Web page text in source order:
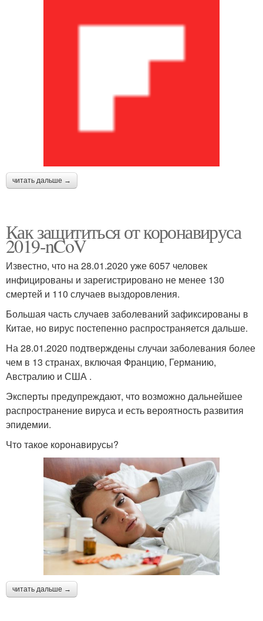
читать дальше →
Как защититься от коронавируса
2019-nCoV
Известно, что на 28.01.2020 уже 6057 человек
инфицированы и зарегистрировано не менее 130
смертей и 110 случаев выздоровления.
Большая часть случаев заболеваний зафиксированы в
Китае, но вирус постепенно распространяется дальше.
На 28.01.2020 подтверждены случаи заболевания более
чем в 13 странах, включая Францию, Германию,
Австралию и США .
Эксперты предупреждают, что возможно дальнейшее
распространение вируса и есть вероятность развития
эпидемии.
Что такое коронавирусы?
читать дальше →